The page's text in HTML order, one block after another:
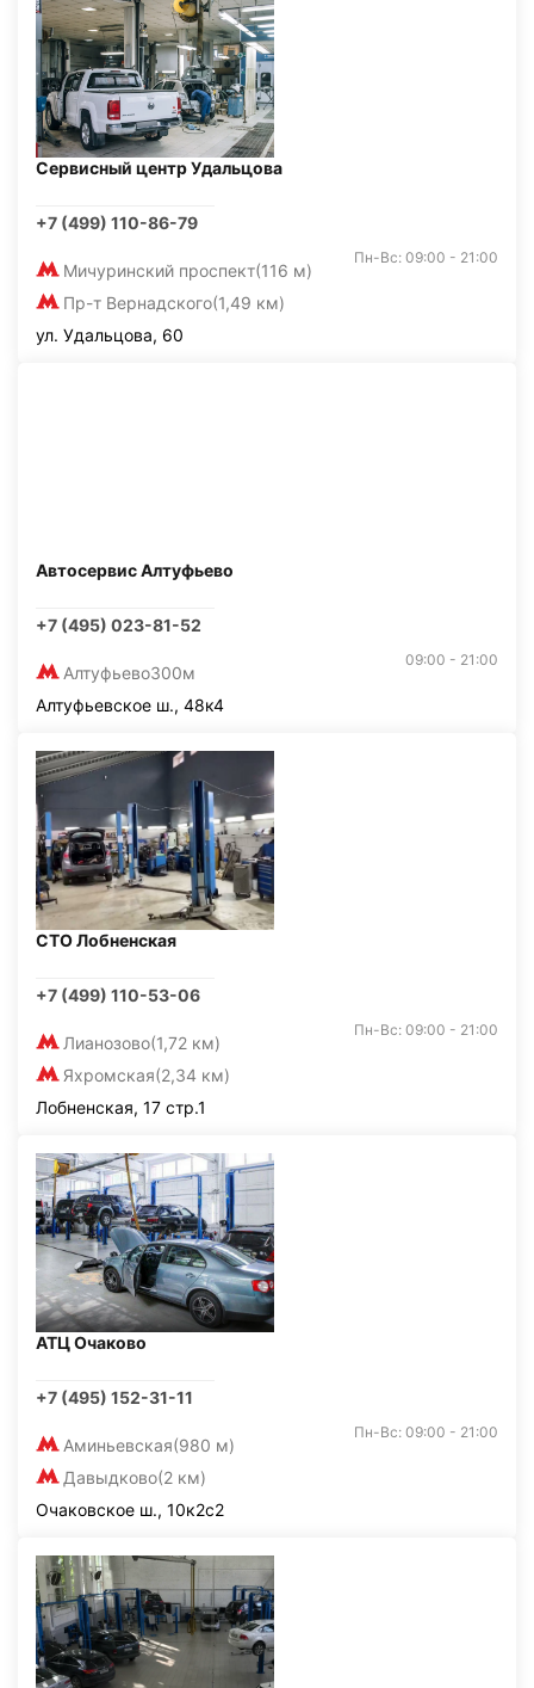
Сервисный центр Удальцова
+7 (499) 110-86-79
Мичуринский проспект(116 м)
Пр-т Вернадского(1,49 км)
Пн-Вс: 09:00 - 21:00
ул. Удальцова, 60
Автосервис Алтуфьево
+7 (495) 023-81-52
Алтуфьево300м
09:00 - 21:00
Алтуфьевское ш., 48к4
СТО Лобненская
+7 (499) 110-53-06
Лианозово(1,72 км)
Яхромская(2,34 км)
Пн-Вс: 09:00 - 21:00
Лобненская, 17 стр.1
АТЦ Очаково
+7 (495) 152-31-11
Аминьевская(980 м)
Давыдково(2 км)
Пн-Вс: 09:00 - 21:00
Очаковское ш., 10к2с2